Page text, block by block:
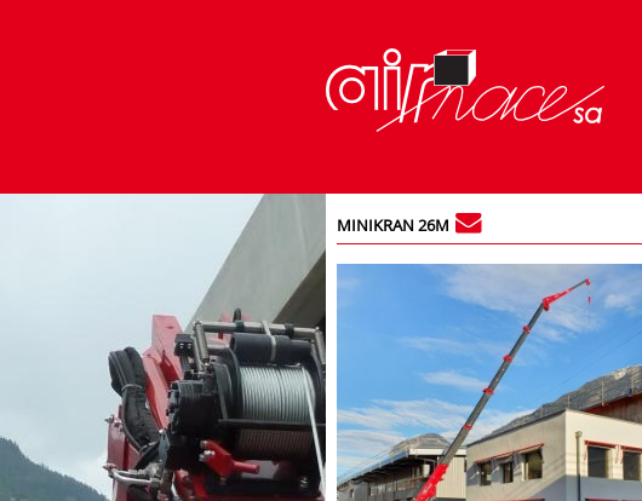
MINIKRAN 26M